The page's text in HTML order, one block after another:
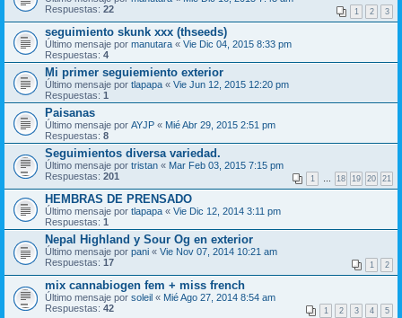
Respuestas: 22 1 2 3
seguimiento skunk xxx (thseeds)
Último mensaje por manutara « Vie Dic 04, 2015 8:33 pm
Respuestas: 4
Mi primer seguiemiento exterior
Último mensaje por tlapapa « Vie Jun 12, 2015 12:20 pm
Respuestas: 1
Paisanas
Último mensaje por AYJP « Mié Abr 29, 2015 2:51 pm
Respuestas: 8
Seguimientos diversa variedad.
Último mensaje por tristan « Mar Feb 03, 2015 7:15 pm
Respuestas: 201 1 18 19 20 21
HEMBRAS DE PRENSADO
Último mensaje por tlapapa « Vie Dic 12, 2014 3:11 pm
Respuestas: 1
Nepal Highland y Sour Og en exterior
Último mensaje por pani « Vie Nov 07, 2014 10:21 am
Respuestas: 17 1 2
mix cannabiogen fem + miss french
Último mensaje por soleil « Mié Ago 27, 2014 8:54 am
Respuestas: 42 1 2 3 4 5